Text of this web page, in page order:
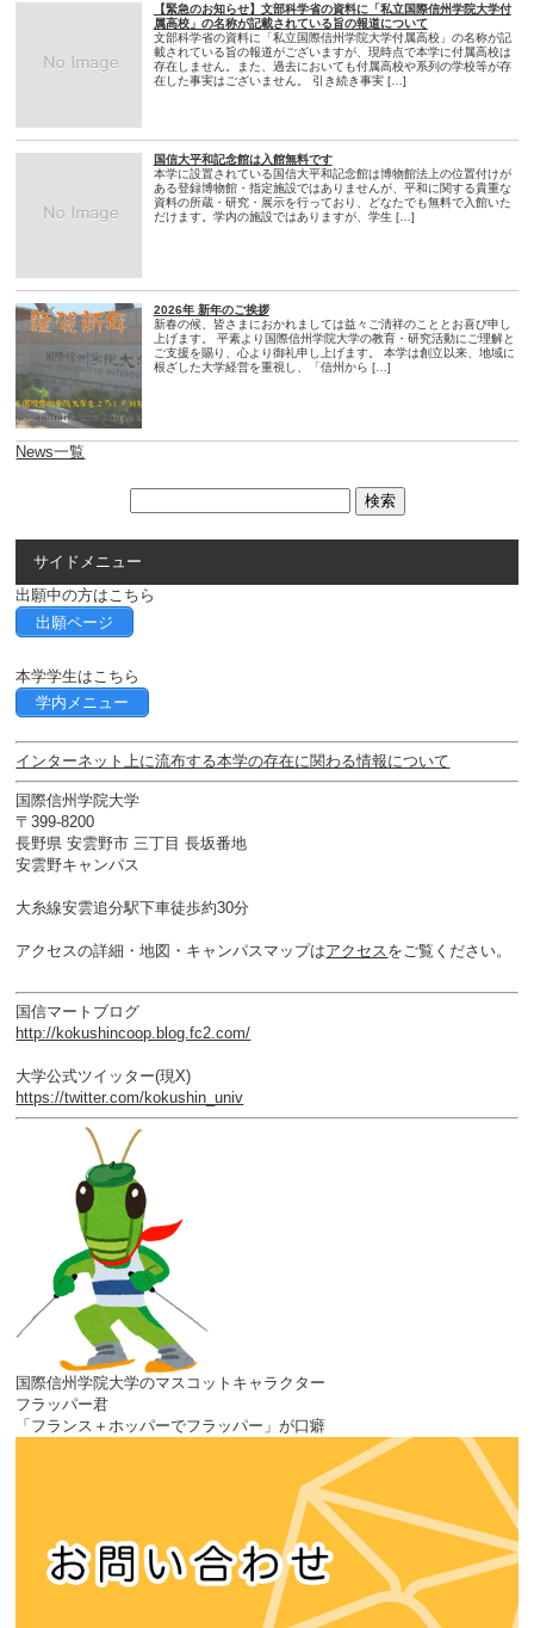
【緊急のお知らせ】文部科学省の資料に「私立国際信州学院大学付
属高校」の名称が記載されている旨の報道について
文部科学省の資料に「私立国際信州学院大学付属高校」の名称が記
載されている旨の報道がございますが、現時点で本学に付属高校は
存在しません。また、過去においても付属高校や系列の学校等が存
在した事実はございません。 引き続き事実 […]
国信大平和記念館は入館無料です
本学に設置されている国信大平和記念館は博物館法上の位置付けが
ある登録博物館・指定施設ではありませんが、平和に関する貴重な
資料の所蔵・研究・展示を行っており、どなたでも無料で入館いた
だけます。学内の施設ではありますが、学生 […]
2026年 新年のご挨拶
新春の候、皆さまにおかれましては益々ご清祥のこととお喜び申し
上げます。 平素より国際信州学院大学の教育・研究活動にご理解と
ご支援を賜り、心より御礼申し上げます。 本学は創立以来、地域に
根ざした大学経営を重視し、「信州から […]
News一覧
サイドメニュー
出願中の方はこちら
出願ページ
本学学生はこちら
学内メニュー
インターネット上に流布する本学の存在に関わる情報について
国際信州学院大学
〒399-8200
長野県 安雲野市 三丁目 長坂番地
安雲野キャンパス
大糸線安雲追分駅下車徒歩約30分
アクセスの詳細・地図・キャンパスマップはアクセスをご覧ください。
国信マートブログ
http://kokushincoop.blog.fc2.com/
大学公式ツイッター(現X)
https://twitter.com/kokushin_univ
国際信州学院大学のマスコットキャラクター
フラッパー君
「フランス＋ホッパーでフラッパー」が口癖